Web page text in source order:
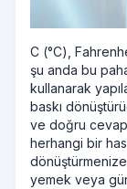
C (°C),
şu anda bu
kullanarak
baskı
ve doğru
herhangi bir
yemek veya